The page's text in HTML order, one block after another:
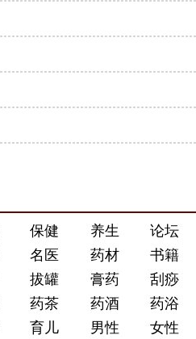
保健 养生
论坛
名医 药材
书籍
拔罐 膏药
刮痧
药茶 药酒
药浴
育儿 男性
女性